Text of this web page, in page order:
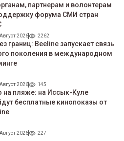
партнерам и волонтерам
форума СМИ стран
2026 2262
границ: Beeline запускает связь
поколения в международном
2026 145
на пляже: на Иссык-Куле
беcплатные кинопоказы от
2026 227